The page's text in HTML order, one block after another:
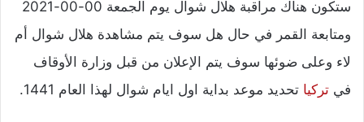
ستكون هناك مراقبة هلال شوال يوم الجمعة 00-00-2021
ومتابعة القمر في حال هل سوف يتم مشاهدة هلال شوال أم
لاء وعلى ضوئها سوف يتم الإعلان من قبل وزارة الأوقاف
في تركيا تحديد موعد بداية اول ايام شوال لهذا العام 1441.